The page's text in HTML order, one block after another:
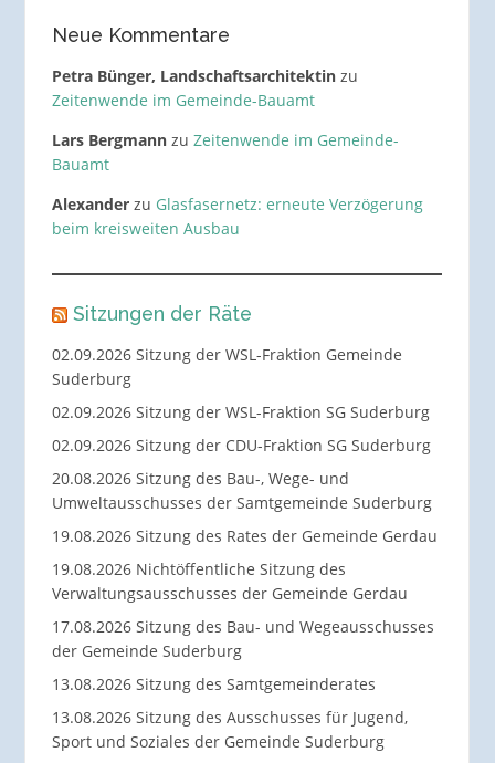
Neue Kommentare
Petra Bünger, Landschaftsarchitektinzu
Zeitenwende im Gemeinde-Bauamt
Lars Bergmannzu Zeitenwende im Gemeinde-
Bauamt
Alexanderzu Glasfasernetz: erneute Verzögerung
beim kreisweiten Ausbau
Sitzungen der Räte
02.09.2026 Sitzung der WSL-Fraktion Gemeinde
Suderburg
02.09.2026 Sitzung der WSL-Fraktion SG Suderburg
02.09.2026 Sitzung der CDU-Fraktion SG Suderburg
20.08.2026 Sitzung des Bau-, Wege- und
Umweltausschusses der Samtgemeinde Suderburg
19.08.2026 Sitzung des Rates der Gemeinde Gerdau
19.08.2026 Nichtöffentliche Sitzung des
Verwaltungsausschusses der Gemeinde Gerdau
17.08.2026 Sitzung des Bau- und Wegeausschusses
der Gemeinde Suderburg
13.08.2026 Sitzung des Samtgemeinderates
13.08.2026 Sitzung des Ausschusses für Jugend,
Sport und Soziales der Gemeinde Suderburg